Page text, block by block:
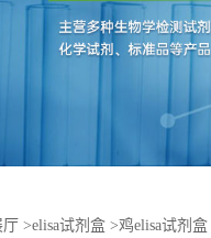
厅 >elisa试剂盒 >鸡elisa试剂盒